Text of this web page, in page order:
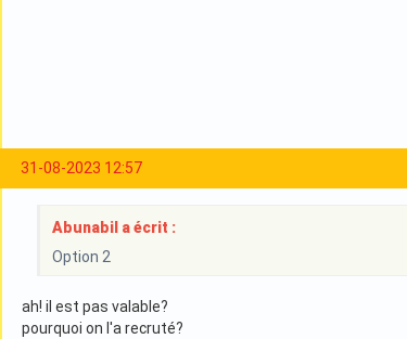
31-08-2023 12:57
Abunabil a écrit :
Option 2
ah! il est pas valable?
pourquoi on l'a recruté?